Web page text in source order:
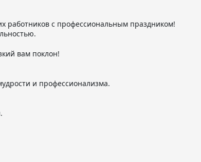
работников с профессиональным праздником!
вам поклон!
и профессионализма.